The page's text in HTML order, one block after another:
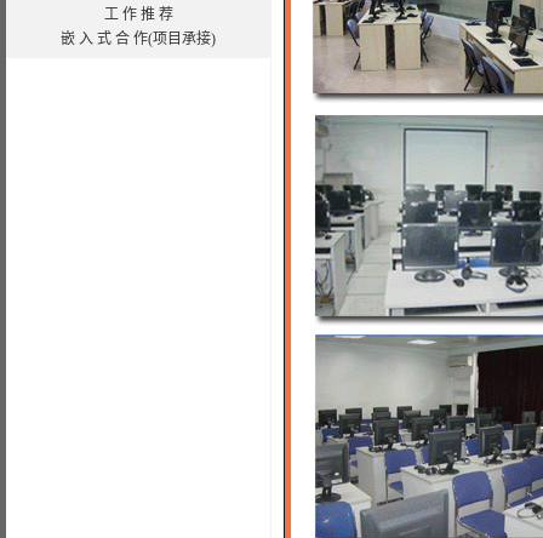
工 作 推 荐
嵌 入 式 合 作(项目承接)